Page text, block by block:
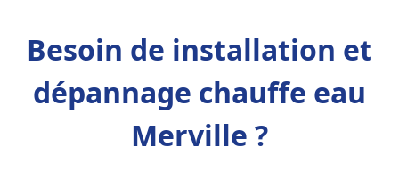
Besoin de installation et
dépannage chauffe eau
Merville ?